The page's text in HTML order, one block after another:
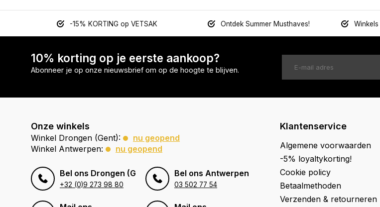
-15% KORTING op VETSAK Ontdek Summer Musthaves!
10% korting op je eerste aankoop?
Abonneer je op onze nieuwsbrief om op de hoogte te blijven.
Onze winkels
Winkel Drongen (Gent):
nu geopend
Winkel Antwerpen:
nu geopend
Bel ons Drongen (Gent)
+32 (0)9 273 98 80
Bel ons Antwerpen
03 502 77 54
Klantenservice
Algemene voorwaarden
-5% loyaltykorting!
Cookie policy
Betaalmethoden
Verzenden & retourneren